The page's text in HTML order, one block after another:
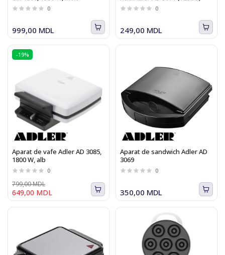
0
999,00 MDL
0
249,00 MDL
-19%
Aparat de vafe Adler AD 3085,
1800 W, alb
0
649,00 MDL
799,00 MDL
Aparat de sandwich Adler AD
3069
0
350,00 MDL